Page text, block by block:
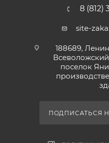
8 (812)
site-
188689,
поселок
ПОДПИСАТЬСЯ